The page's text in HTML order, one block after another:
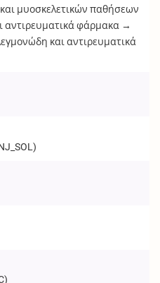
μυοσκελετικών παθήσεων
αντιρευματικά φάρμακα →
και αντιρευματικά
)
)